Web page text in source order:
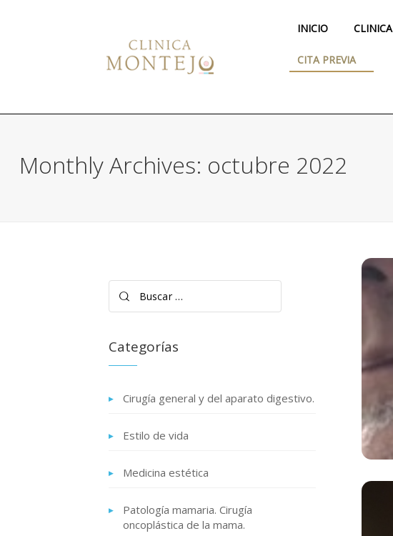
INICIO CLINICA
CITA PREVIA
Monthly Archives: octubre 2022
Categorías
Cirugía general y del aparato digestivo.
Estilo de vida
Medicina estética
Patología mamaria. Cirugía
oncoplástica de la mama.